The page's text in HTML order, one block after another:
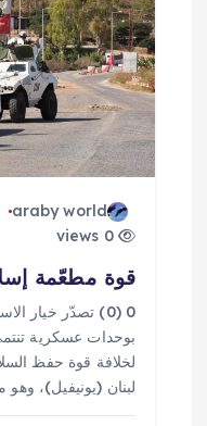
ت
araby world
0 views
قوة مطعّمة
0 (0) تصدّر خيار
بوحدات عسكرية
لخلافة قوة حفظ
لبنان (يونيفيل)، وهو